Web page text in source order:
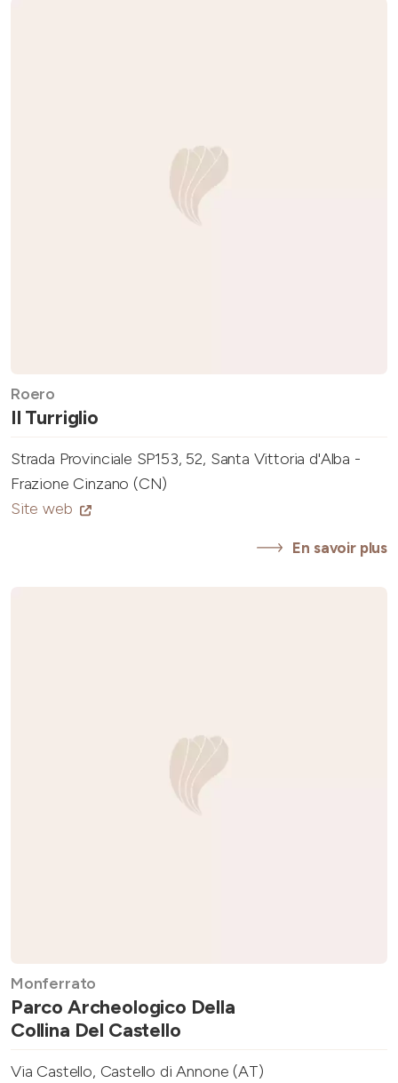
Roero
Il Turriglio
Strada Provinciale SP153, 52, Santa Vittoria d'Alba -
Frazione Cinzano (CN)
Site web
En savoir plus
Monferrato
Parco Archeologico Della
Collina Del Castello
Via Castello, Castello di Annone (AT)